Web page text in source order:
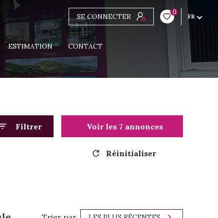
SE CONNECTER
0
FR
ESTIMATION CONTACT
Filtrer Voir les 7 annonces
Réinitialiser